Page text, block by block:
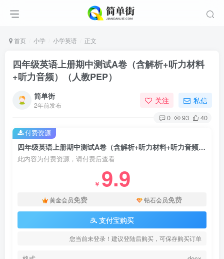
首页 小学 小学英语 正文
四年级英语上册期中测试A卷（含解析+听力材料
+听力音频）（人教PEP）
简单街
2年前发布 关注 私信
0 93 40
四年级英语上册期中测试A卷（含解析+听力材料+听力音频）（人教PEP）
此内容为付费资源，请付费后查看
￥ 9.9
黄金会员免费 钻石会员免费
支付宝购买
您当前未登录！建议登陆后购买，可保存购买订单
付费资源